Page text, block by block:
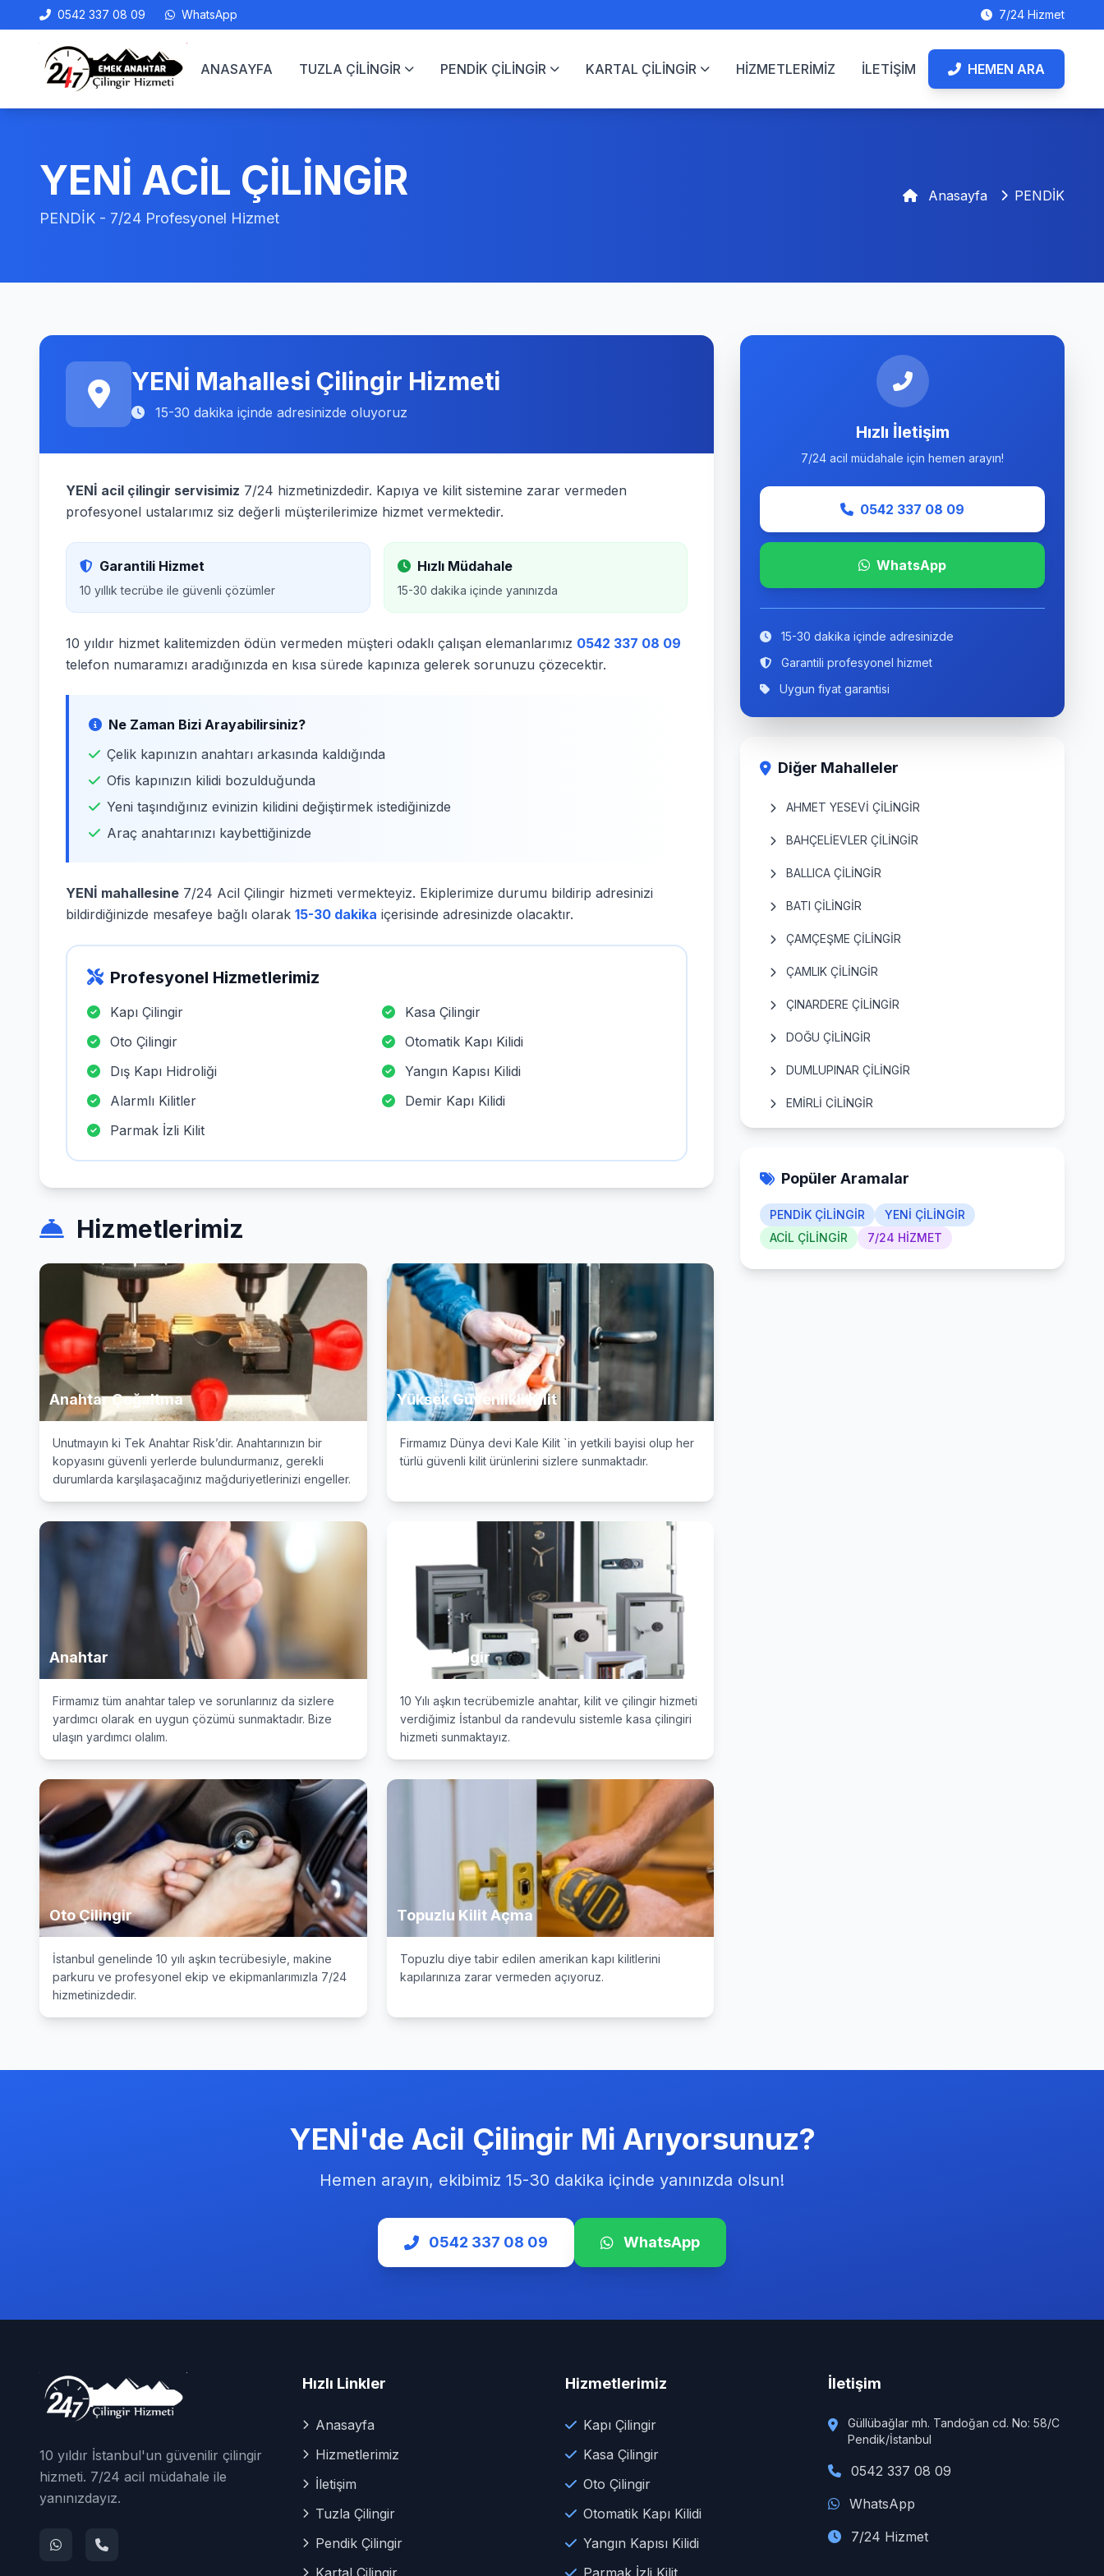
0542 337 08 09 WhatsApp 7/24 Hizmet
ANASAYFA TUZLA ÇİLİNGİR PENDİK ÇİLİNGİR KARTAL ÇİLİNGİR HİZMETLERİMİZ İLETİŞİM HEMEN ARA
YENİ ACİL ÇİLİNGİR
PENDİK - 7/24 Profesyonel Hizmet
Anasayfa PENDİK
YENİ Mahallesi Çilingir Hizmeti
15-30 dakika içinde adresinizde oluyoruz
YENİ acil çilingir servisimiz 7/24 hizmetinizdedir. Kapıya ve kilit sistemine zarar vermeden
profesyonel ustalarımız siz değerli müşterilerimize hizmet vermektedir.
Garantili Hizmet
10 yıllık tecrübe ile güvenli çözümler
Hızlı Müdahale
15-30 dakika içinde yanınızda
10 yıldır hizmet kalitemizden ödün vermeden müşteri odaklı çalışan elemanlarımız 0542 337 08 09
telefon numaramızı aradığınızda en kısa sürede kapınıza gelerek sorunuzu çözecektir.
Ne Zaman Bizi Arayabilirsiniz?
Çelik kapınızın anahtarı arkasında kaldığında
Ofis kapınızın kilidi bozulduğunda
Yeni taşındığınız evinizin kilidini değiştirmek istediğinizde
Araç anahtarınızı kaybettiğinizde
YENİ mahallesine 7/24 Acil Çilingir hizmeti vermekteyiz. Ekiplerimize durumu bildirip adresinizi
bildirdiğinizde mesafeye bağlı olarak 15-30 dakika içerisinde adresinizde olacaktır.
Profesyonel Hizmetlerimiz
Kapı Çilingir
Kasa Çilingir
Oto Çilingir
Otomatik Kapı Kilidi
Dış Kapı Hidroliği
Yangın Kapısı Kilidi
Alarmlı Kilitler
Demir Kapı Kilidi
Parmak İzli Kilit
Hizmetlerimiz
Anahtar Çoğaltma
Unutmayın ki Tek Anahtar Risk’dir. Anahtarınızın bir
kopyasını güvenli yerlerde bulundurmanız, gerekli
durumlarda karşılaşacağınız mağduriyetlerinizi engeller.
Yüksek Güvenlikli Kilit
Firmamız Dünya devi Kale Kilit `in yetkili bayisi olup her
türlü güvenli kilit ürünlerini sizlere sunmaktadır.
Anahtar
Firmamız tüm anahtar talep ve sorunlarınız da sizlere
yardımcı olarak en uygun çözümü sunmaktadır. Bize
ulaşın yardımcı olalım.
Kasa Çilingir
10 Yılı aşkın tecrübemizle anahtar, kilit ve çilingir hizmeti
verdiğimiz İstanbul da randevulu sistemle kasa çilingiri
hizmeti sunmaktayız.
Oto Çilingir
İstanbul genelinde 10 yılı aşkın tecrübesiyle, makine
parkuru ve profesyonel ekip ve ekipmanlarımızla 7/24
hizmetinizdedir.
Topuzlu Kilit Açma
Topuzlu diye tabir edilen amerikan kapı kilitlerini
kapılarınıza zarar vermeden açıyoruz.
Hızlı İletişim
7/24 acil müdahale için hemen arayın!
0542 337 08 09
WhatsApp
15-30 dakika içinde adresinizde
Garantili profesyonel hizmet
Uygun fiyat garantisi
Diğer Mahalleler
AHMET YESEVİ ÇİLİNGİR
BAHÇELİEVLER ÇİLİNGİR
BALLICA ÇİLİNGİR
BATI ÇİLİNGİR
ÇAMÇEŞME ÇİLİNGİR
ÇAMLIK ÇİLİNGİR
ÇINARDERE ÇİLİNGİR
DOĞU ÇİLİNGİR
DUMLUPINAR ÇİLİNGİR
EMİRLİ ÇİLİNGİR
ESENYALI ÇİLİNGİR
FATİH ÇİLİNGİR
FEVZİÇAKMAK ÇİLİNGİR
Popüler Aramalar
PENDİK ÇİLİNGİR
YENİ ÇİLİNGİR
ACİL ÇİLİNGİR
7/24 HİZMET
YENİ'de Acil Çilingir Mi Arıyorsunuz?
Hemen arayın, ekibimiz 15-30 dakika içinde yanınızda olsun!
0542 337 08 09 WhatsApp
10 yıldır İstanbul'un güvenilir çilingir
hizmeti. 7/24 acil müdahale ile
yanınızdayız.
Hızlı Linkler
Anasayfa
Hizmetlerimiz
İletişim
Tuzla Çilingir
Pendik Çilingir
Kartal Çilingir
Hizmetlerimiz
Kapı Çilingir
Kasa Çilingir
Oto Çilingir
Otomatik Kapı Kilidi
Yangın Kapısı Kilidi
Parmak İzli Kilit
İletişim
Güllübağlar mh. Tandoğan cd. No: 58/C
Pendik/İstanbul
0542 337 08 09
WhatsApp
7/24 Hizmet